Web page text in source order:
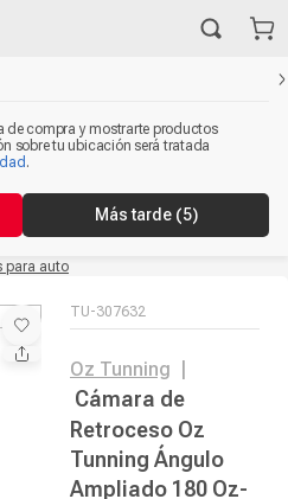
de compra y mostrarte productos
sobre tu ubicación será tratada
.
Más tarde (5)
para auto
TU-307632
Oz Tunning
Cámara de
Retroceso Oz
Tunning Ángulo
Ampliado 180 Oz-